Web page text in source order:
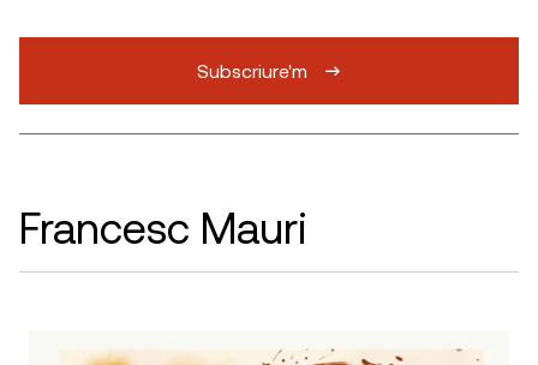
Subscriure'm
Francesc Mauri